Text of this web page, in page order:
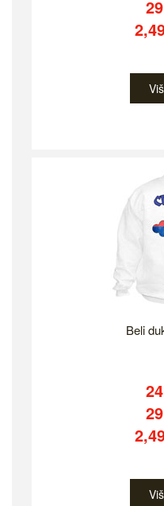
Beli